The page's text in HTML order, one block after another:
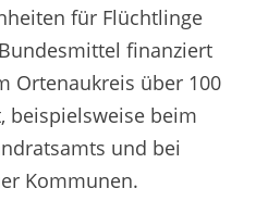
für Flüchtlinge
finanziert
Ortenaukreis über 100
beispielsweise beim
und bei
Kommunen.